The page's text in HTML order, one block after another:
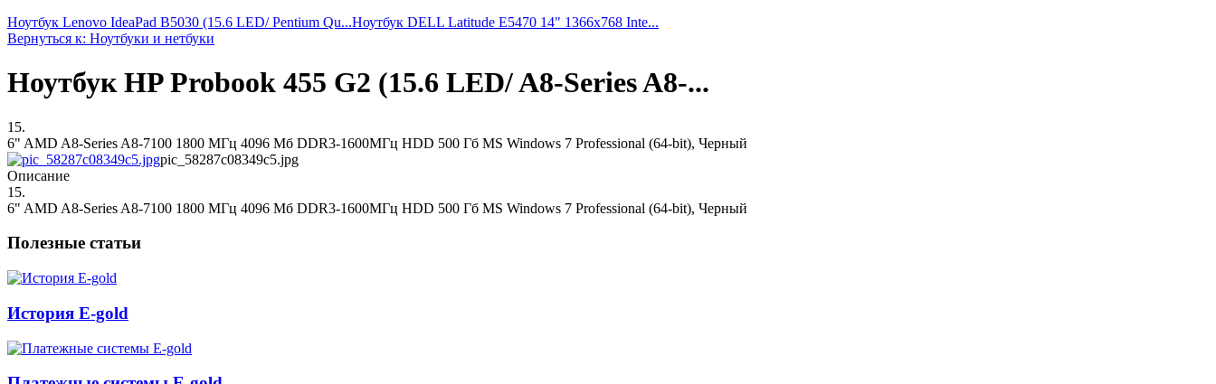
Ноутбук Lenovo IdeaPad B5030 (15.6 LED/ Pentium Qu...Ноутбук DELL Latitude E5470 14" 1366x768 Inte...
Вернуться к: Ноутбуки и нетбуки
Ноутбук HP Probook 455 G2 (15.6 LED/ A8-Series A8-...
15.
6" AMD A8-Series A8-7100 1800 МГц 4096 Мб DDR3-1600МГц HDD 500 Гб MS Windows 7 Professional (64-bit), Черный
pic_58287c08349c5.jpg
Описание
15.
6" AMD A8-Series A8-7100 1800 МГц 4096 Мб DDR3-1600МГц HDD 500 Гб MS Windows 7 Professional (64-bit), Черный
Полезные статьи
История E-gold